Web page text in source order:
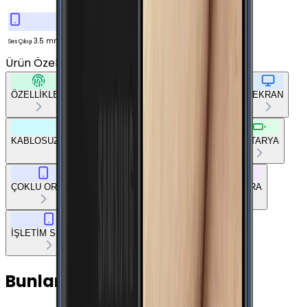
Ses Çıkışı 3.5 mm
Ürün Özellikleri
ÖZELLİKLER EKRAN
KABLOSUZ BAĞLANTILAR BATARYA
ÇOKLU ORTAM KAMERA
İŞLETİM SİSTEMİ
Bunları da Beğenebilirsin